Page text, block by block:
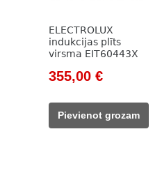
ELECTROLUX
indukcijas plīts
virsma EIT60443X
Original
was:
576,00 €.
355,00 €Current
355,00 €.
Pievienot grozam